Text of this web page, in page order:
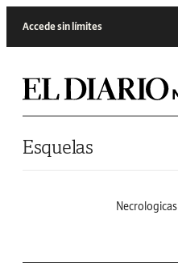
Accede sin límites
Esquelas
Necrologicas